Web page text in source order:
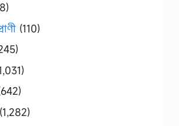
(110)
(1,282)